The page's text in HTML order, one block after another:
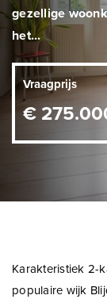
gezellige
het...
Vraagprijs
€
Karakteristiek 2-
populaire wijk